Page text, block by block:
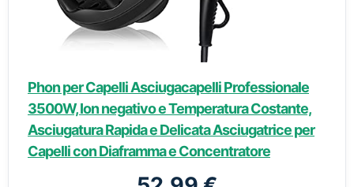
Phon per Capelli Asciugacapelli Professionale
3500W, Ion negativo e Temperatura Costante,
Asciugatura Rapida e Delicata Asciugatrice per
Capelli con Diaframma e Concentratore